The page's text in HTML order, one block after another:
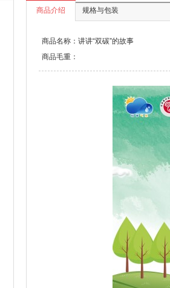
商品介绍 规格与包装
商品名称：讲讲“双碳”的故事
商品毛重：